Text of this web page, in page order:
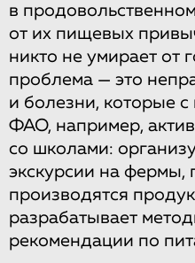
в
от их пищевых
никто не умирает от
проблема — это
и болезни, которые
ФАО, например,
со школами:
экскурсии на фермы,
производятся
разрабатывает
рекомендации по